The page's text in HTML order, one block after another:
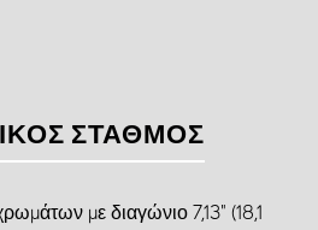
ΣΤΑΘΜΌΣ
με διαγώνιο 7,13" (18,1